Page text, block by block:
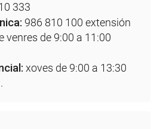
333
986 810 100 extensión
venres de 9:00 a 11:00
xoves de 9:00 a 13:30